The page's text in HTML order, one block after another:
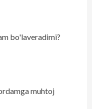
bo'laveradimi?
muhtoj